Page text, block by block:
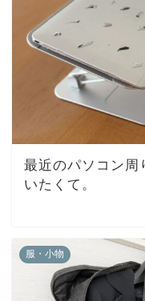
最近のパソコン周
いたくて。
服・小物